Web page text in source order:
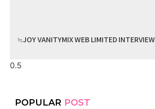
≒JOY VANITYMIX WEB LIMITED INTERVIEW
POPULAR POST